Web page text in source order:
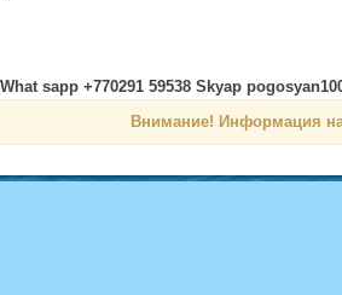
sapp +770291 59538 Skyap
Внимание! Информация